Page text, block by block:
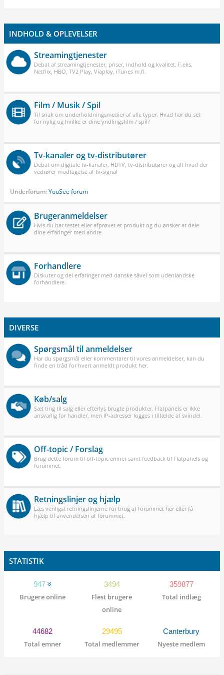
INDHOLD & OPLEVELSER
Streamingtjenester
Debat af streamingtjenester, priser, indhold og kvalitet. F.eks.
Netflix, HBO, TV2 Play, Viaplay, iTunes m.fl.
Film / Musik / Spil
Til snak om underholdningsmedier af alle typer. Hvad har du set
for nylig og hvilke er dine yndlingsfilm / spil?
Tv-kanaler og tv-distributører
Debat om digitale tv-kanaler, HDTV, tv-distributører og alt hvad der
vedrører modtagelse af tv-signal
Underforum:YouSee forum
Brugeranmeldelser
Hvis du har testet eller afprøvet et produkt og du ønsker at dele
dine erfaringer med andre.
Forhandlere
Diskuter og del erfaringer med danske såvel som udenlandske
forhandlere.
DIVERSE
Spørgsmål til anmeldelser
Har du spørgsmål eller kommentarer til vores anmeldelser, kan du
finde en tråd for hvert anmeldt produkt her.
Køb/salg
Sæt ting til salg eller efterlys brugte produkter. Flatpanels er ikke
ansvarlig for handler, men IP-adresser logges i tilfælde af svindel.
Off-topic / Forslag
Brug dette forum til off-topic emner samt feedback til Flatpanels og
forummet.
Retningslinjer og hjælp
Læs venligst retningslinjerne for brug af forummet her eller få
hjælp til anvendelsen af forummet.
STATISTIK
947
Brugere online
3494
Flest brugere
online
359877
Total indlæg
44682
Total emner
29495
Total medlemmer
Canterbury
Nyeste medlem